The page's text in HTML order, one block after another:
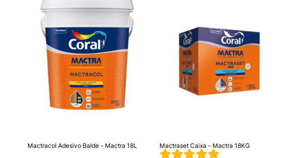
Mactracol Adesivo Balde - Mactra 18L Mactraset Caixa - Mactra 18KG